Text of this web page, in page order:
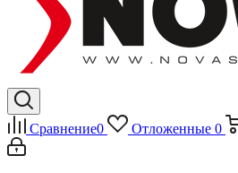
Сравнение0 Отложенные 0